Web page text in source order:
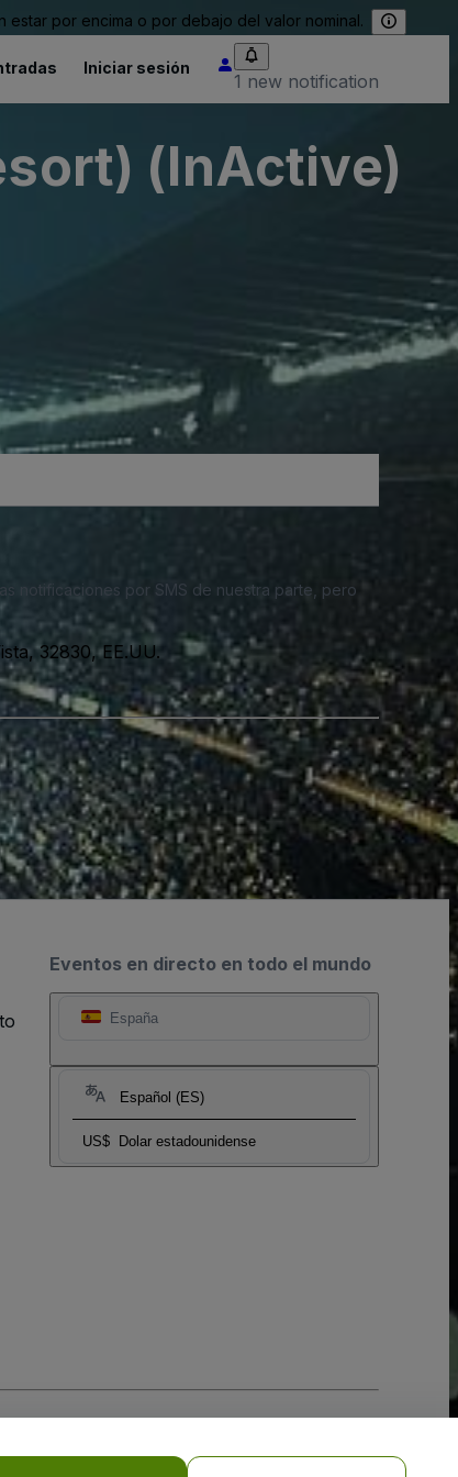
por encima o por debajo del valor nominal.
Iniciar sesión
1 new notification
(InActive)
notificaciones por SMS de nuestra parte, pero
32830, EE.UU.
Eventos en directo en todo el mundo
España
Español (ES)
US$ Dolar estadounidense
de Privacidad para Móviles